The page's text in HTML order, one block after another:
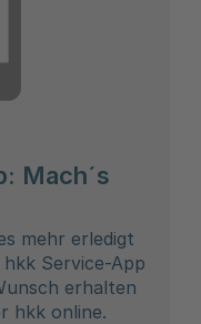
Mach´s
mehr erledigt
Service-App
erhalten
hkk online.